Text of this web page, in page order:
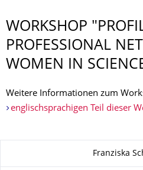
WORKSHOP
PROFESSIONAL
WOMEN IN
Weitere Informationen zum
englischsprachigen Teil dieser
Franziska